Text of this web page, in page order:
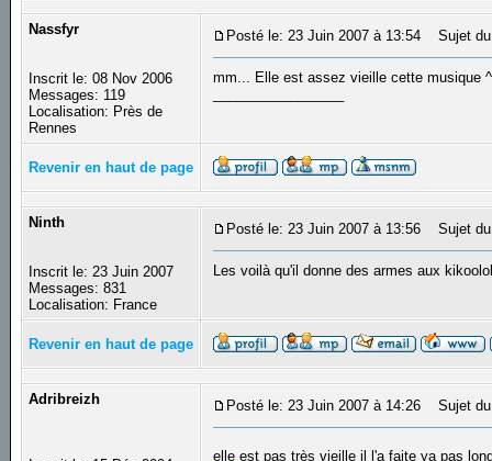
Nassfyr
Inscrit le: 08 Nov 2006
Messages: 119
Localisation: Près de
Rennes
Posté le: 23 Juin 2007 à 13:54 Sujet
mm... Elle est assez vieille cette musique
Revenir en haut de page
Ninth
Inscrit le: 23 Juin 2007
Messages: 831
Localisation: France
Posté le: 23 Juin 2007 à 13:56 Sujet
Les voilà qu'il donne des armes aux
Revenir en haut de page
Adribreizh Posté le: 23 Juin 2007 à 14:26 Sujet
elle est pas très vieille il l'a faite ya pas